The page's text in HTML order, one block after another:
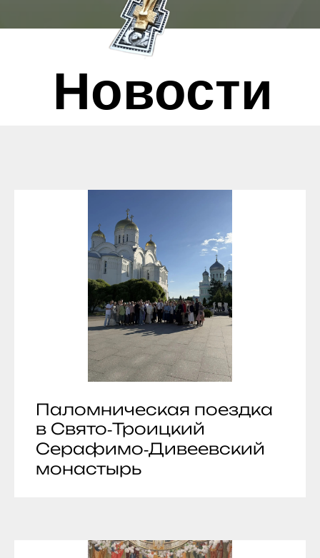
Новости
Паломническая поездка
в Свято‑Троицкий
Серафимо‑Дивеевский
монастырь